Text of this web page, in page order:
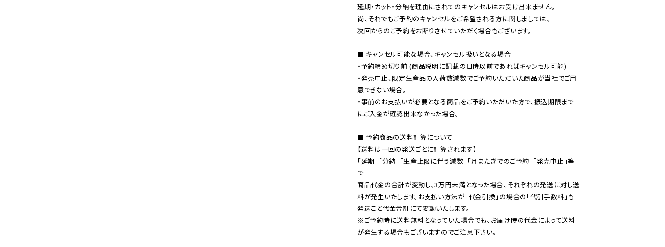
延期・カット・分納を理由にされてのキャンセルはお受け出来ません。
尚、それでもご予約のキャンセルをご希望される方に関しましては、
次回からのご予約をお断りさせていただく場合もございます。
■ キャンセル可能な場合、キャンセル扱いとなる場合
・予約締め切り前 (商品説明に記載の日時以前であればキャンセル可能)
・発売中止、限定生産品の入荷数減数でご予約いただいた商品が当社でご用
意できない場合。
・事前のお支払いが必要となる商品をご予約いただいた方で、振込期限まで
にご入金が確認出来なかった場合。
■ 予約商品の送料計算について
【送料は一回の発送ごとに計算されます】
「延期」「分納」「生産上限に伴う減数」「月またぎでのご予約」「発売中止」等
で
商品代金の合計が変動し、3万円未満となった場合、それぞれの発送に対し送
料が発生いたします。お支払い方法が「代金引換」の場合の「代引手数料」も
※ご予約時に送料無料となっていた場合でも、お届け時の代金によって送料
が発生する場合もございますのでご注意下さい。